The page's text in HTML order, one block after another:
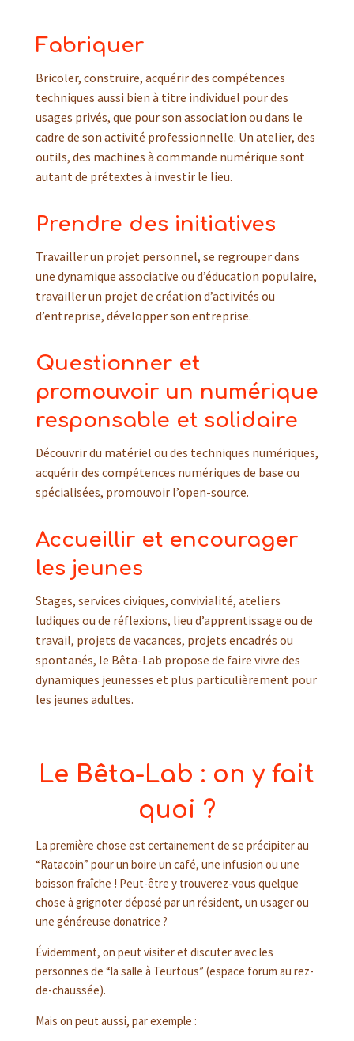
Fabriquer
Bricoler, construire, acquérir des compétences
techniques aussi bien à titre individuel pour des
usages privés, que pour son association ou dans le
cadre de son activité professionnelle. Un atelier, des
outils, des machines à commande numérique sont
autant de prétextes à investir le lieu.
Prendre des initiatives
Travailler un projet personnel, se regrouper dans
une dynamique associative ou d’éducation populaire,
travailler un projet de création d’activités ou
d’entreprise, développer son entreprise.
Questionner et
promouvoir un numérique
responsable et solidaire
Découvrir du matériel ou des techniques numériques,
acquérir des compétences numériques de base ou
spécialisées, promouvoir l’open-source.
Accueillir et encourager
les jeunes
Stages, services civiques, convivialité, ateliers
ludiques ou de réflexions, lieu d’apprentissage ou de
travail, projets de vacances, projets encadrés ou
spontanés, le Bêta-Lab propose de faire vivre des
dynamiques jeunesses et plus particulièrement pour
les jeunes adultes.
Le Bêta-Lab : on y fait
quoi ?
La première chose est certainement de se précipiter au
“Ratacoin” pour un boire un café, une infusion ou une
boisson fraîche ! Peut-être y trouverez-vous quelque
chose à grignoter déposé par un résident, un usager ou
une généreuse donatrice ?
Évidemment, on peut visiter et discuter avec les
personnes de “la salle à Teurtous” (espace forum au rez-
de-chaussée).
Mais on peut aussi, par exemple :